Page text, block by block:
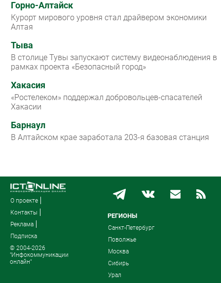
Горно-Алтайск
Курорт мирового уровня стал драйвером экономики
Алтая
Тыва
В столице Тувы запускают систему видеонаблюдения в
рамках проекта «Безопасный город»
Хакасия
«Ростелеком» поддержал добровольцев-спасателей
Хакасии
Барнаул
В Алтайском крае заработала 203-я базовая станция
О проекте
Контакты
Реклама
Подписка
© 2004-2026
"Инфокоммуникации
онлайн"
РЕГИОНЫ
Санкт-Петербург
Поволжье
Москва
Сибирь
Урал